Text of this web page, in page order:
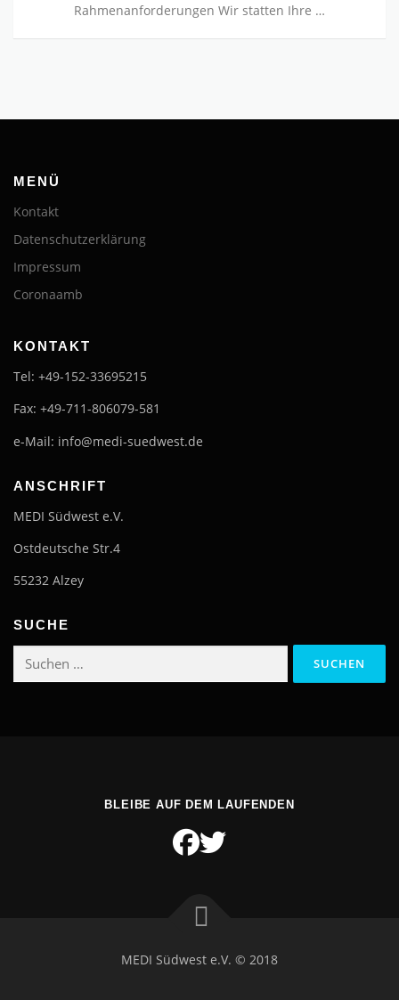
Rahmenanforderungen Wir statten Ihre …
MENÜ
Kontakt
Datenschutzerklärung
Impressum
Coronaamb
KONTAKT
Tel: +49-152-33695215
Fax: +49-711-806079-581
e-Mail: info@medi-suedwest.de
ANSCHRIFT
MEDI Südwest e.V.
Ostdeutsche Str.4
55232 Alzey
SUCHE
Suchen
BLEIBE AUF DEM LAUFENDEN
MEDI Südwest e.V. © 2018